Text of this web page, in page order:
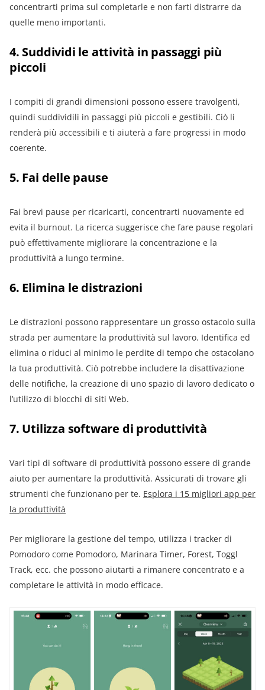
concentrarti prima sul completarle e non farti distrarre da
quelle meno importanti.
4. Suddividi le attività in passaggi più
piccoli
I compiti di grandi dimensioni possono essere travolgenti,
quindi suddividili in passaggi più piccoli e gestibili. Ciò li
renderà più accessibili e ti aiuterà a fare progressi in modo
coerente.
5. Fai delle pause
Fai brevi pause per ricaricarti, concentrarti nuovamente ed
evita il burnout. La ricerca suggerisce che fare pause regolari
può effettivamente migliorare la concentrazione e la
produttività a lungo termine.
6. Elimina le distrazioni
Le distrazioni possono rappresentare un grosso ostacolo sulla
strada per aumentare la produttività sul lavoro. Identifica ed
elimina o riduci al minimo le perdite di tempo che ostacolano
la tua produttività. Ciò potrebbe includere la disattivazione
delle notifiche, la creazione di uno spazio di lavoro dedicato o
l’utilizzo di blocchi di siti Web.
7. Utilizza software di produttività
Vari tipi di software di produttività possono essere di grande
aiuto per aumentare la produttività. Assicurati di trovare gli
strumenti che funzionano per te. Esplora i 15 migliori app per
la produttività
Per migliorare la gestione del tempo, utilizza i tracker di
Pomodoro come Pomodoro, Marinara Timer, Forest, Toggl
Track, ecc. che possono aiutarti a rimanere concentrato e a
completare le attività in modo efficace.